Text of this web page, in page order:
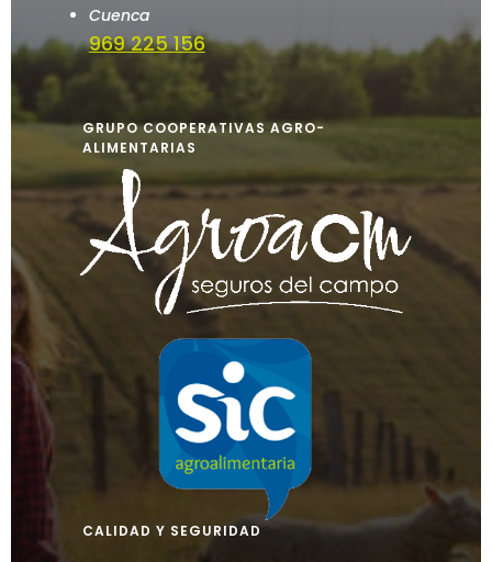
Cuenca
969 225 156
GRUPO COOPERATIVAS AGRO-
ALIMENTARIAS
CALIDAD Y SEGURIDAD